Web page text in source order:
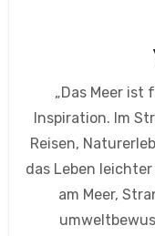
„Das Meer ist
Inspiration. Im
Reisen,
das Leben
am Meer,